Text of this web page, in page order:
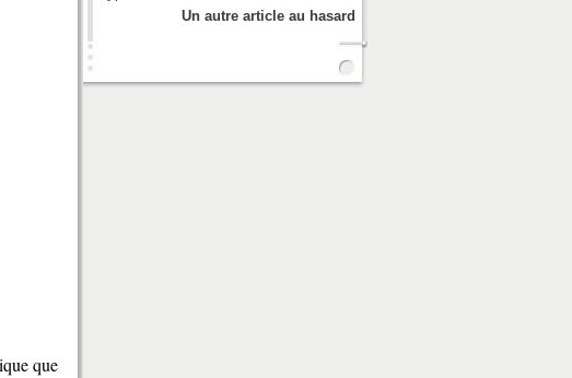
Un autre article au hasard
que